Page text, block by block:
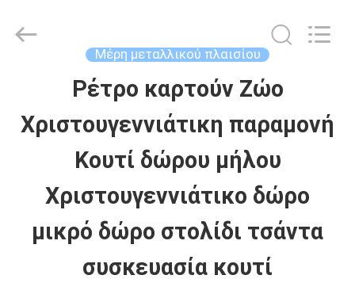
ΠΡΟΪΌΝΤΑ
ΒΊΝΤΕΟ
ΕΜΦΆΝΙΣΗ
Ltd..
Μέρη μεταλλικού πλαισίου
Ρέτρο καρτούν Ζώο
Χριστουγεννιάτικη παραμονή
Κουτί δώρου μήλου
Χριστουγεννιάτικο δώρο
μικρό δώρο στολίδι τσάντα
συσκευασία κουτί